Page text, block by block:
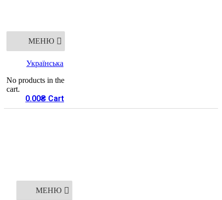
МЕНЮ
Українська
No products in the
cart.
0.00₴ Cart
МЕНЮ